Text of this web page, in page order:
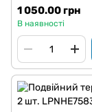
1 050.00 грн
В наявності